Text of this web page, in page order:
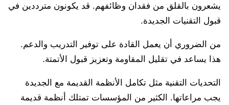
يشعرون بالقلق من فقدان وظائفهم. قد يكونون مترددين في
قبول التقنيات الجديدة.
من الضروري أن يعمل القادة على توفير التدريب والدعم.
هذا يساعد في تقليل المقاومة وتعزيز قبول الأتمتة.
التحديات التقنية مثل تكامل الأنظمة القديمة مع الجديدة
يجب مراعاتها. الكثير من المؤسسات تمتلك أنظمة قديمة